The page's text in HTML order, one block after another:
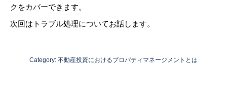
クをカバーできます。
次回はトラブル処理についてお話します。
Category: 不動産投資におけるプロパティマネージメントとは